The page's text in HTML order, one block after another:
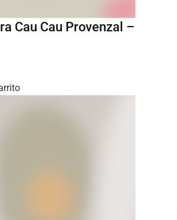
Cau Cau Provenzal –